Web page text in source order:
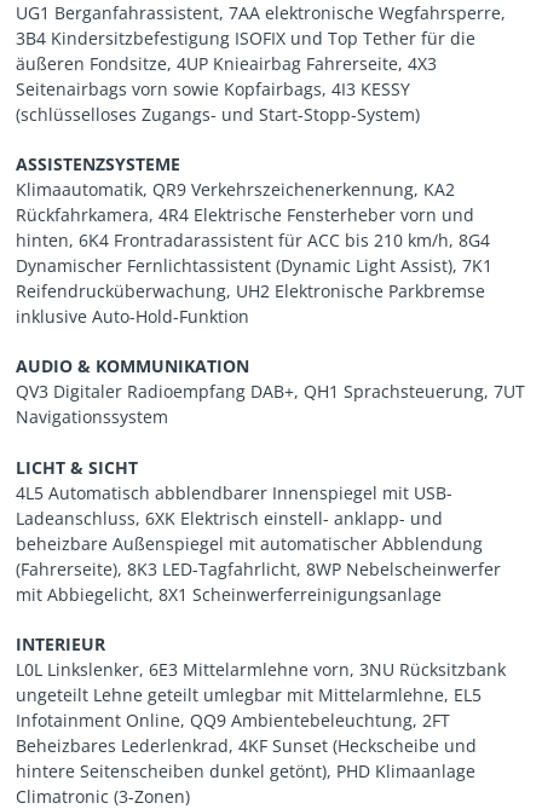
UG1 Berganfahrassistent, 7AA elektronische Wegfahrsperre,
3B4 Kindersitzbefestigung ISOFIX und Top Tether für die
äußeren Fondsitze, 4UP Knieairbag Fahrerseite, 4X3
Seitenairbags vorn sowie Kopfairbags, 4I3 KESSY
(schlüsselloses Zugangs- und Start-Stopp-System)
ASSISTENZSYSTEME
Klimaautomatik, QR9 Verkehrszeichenerkennung, KA2
Rückfahrkamera, 4R4 Elektrische Fensterheber vorn und
hinten, 6K4 Frontradarassistent für ACC bis 210 km/h, 8G4
Dynamischer Fernlichtassistent (Dynamic Light Assist), 7K1
Reifendrucküberwachung, UH2 Elektronische Parkbremse
inklusive Auto-Hold-Funktion
AUDIO & KOMMUNIKATION
QV3 Digitaler Radioempfang DAB+, QH1 Sprachsteuerung, 7UT
Navigationssystem
LICHT & SICHT
4L5 Automatisch abblendbarer Innenspiegel mit USB-
Ladeanschluss, 6XK Elektrisch einstell- anklapp- und
beheizbare Außenspiegel mit automatischer Abblendung
(Fahrerseite), 8K3 LED-Tagfahrlicht, 8WP Nebelscheinwerfer
mit Abbiegelicht, 8X1 Scheinwerferreinigungsanlage
INTERIEUR
L0L Linkslenker, 6E3 Mittelarmlehne vorn, 3NU Rücksitzbank
ungeteilt Lehne geteilt umlegbar mit Mittelarmlehne, EL5
Infotainment Online, QQ9 Ambientebeleuchtung, 2FT
Beheizbares Lederlenkrad, 4KF Sunset (Heckscheibe und
hintere Seitenscheiben dunkel getönt), PHD Klimaanlage
Climatronic (3-Zonen)